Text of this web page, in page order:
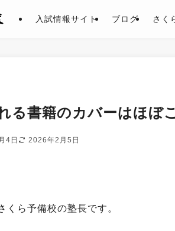
入試情報サイト ブログ さく
る書籍のカバーはほぼ
4日 2026年2月5日
くら予備校の塾長です。